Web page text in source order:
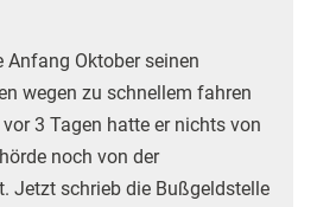
Anfang Oktober seinen
wegen zu schnellem fahren
3 Tagen hatte er nichts von
noch von der
Jetzt schrieb die Bußgeldstelle